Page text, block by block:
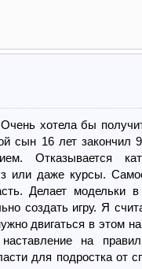
хотела бы
сын 16 лет закончил
Отказывается
или даже курсы.
Делает модельки в
создать игру. Я
двигаться в этом
на
для подростка от